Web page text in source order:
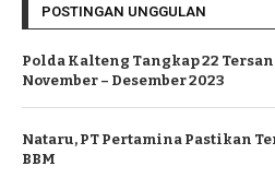
POSTINGAN UNGGULAN
Polda Kalteng Tangkap 22
November – Desember 2023
Nataru, PT Pertamina Pastikan
BBM